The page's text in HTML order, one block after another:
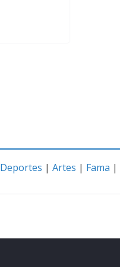
Deportes | Artes | Fama |